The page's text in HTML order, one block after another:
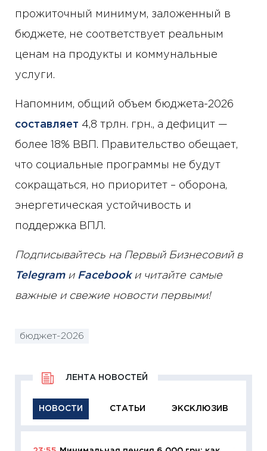
прожиточный минимум, заложенный в
бюджете, не соответствует реальным
ценам на продукты и коммунальные
услуги.
Напомним, общий объем бюджета-2026
составляет 4,8 трлн. грн., а дефицит —
более 18% ВВП. Правительство обещает,
что социальные программы не будут
сокращаться, но приоритет – оборона,
энергетическая устойчивость и
поддержка ВПЛ.
Подписывайтесь на Первый Бизнесовий в
Telegramи Facebookи читайте самые
важные и свежие новости первыми!
бюджет-2026
НОВОСТИ СТАТЬИ ЭКСКЛЮЗИВ
ЛЕНТА НОВОСТЕЙ